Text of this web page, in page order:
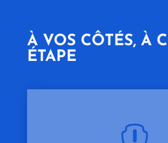
À VOS CÔTÉS, À
ÉTAPE